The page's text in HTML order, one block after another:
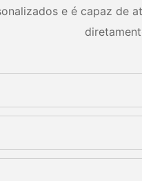
e é capaz de